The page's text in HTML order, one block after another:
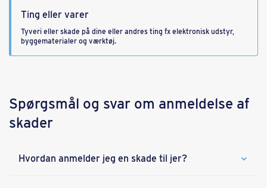
Ting eller varer
Tyveri eller skade på dine eller andres ting fx elektronisk udstyr,
byggematerialer og værktøj.
Spørgsmål og svar om anmeldelse af
skader
Hvordan anmelder jeg en skade til jer?